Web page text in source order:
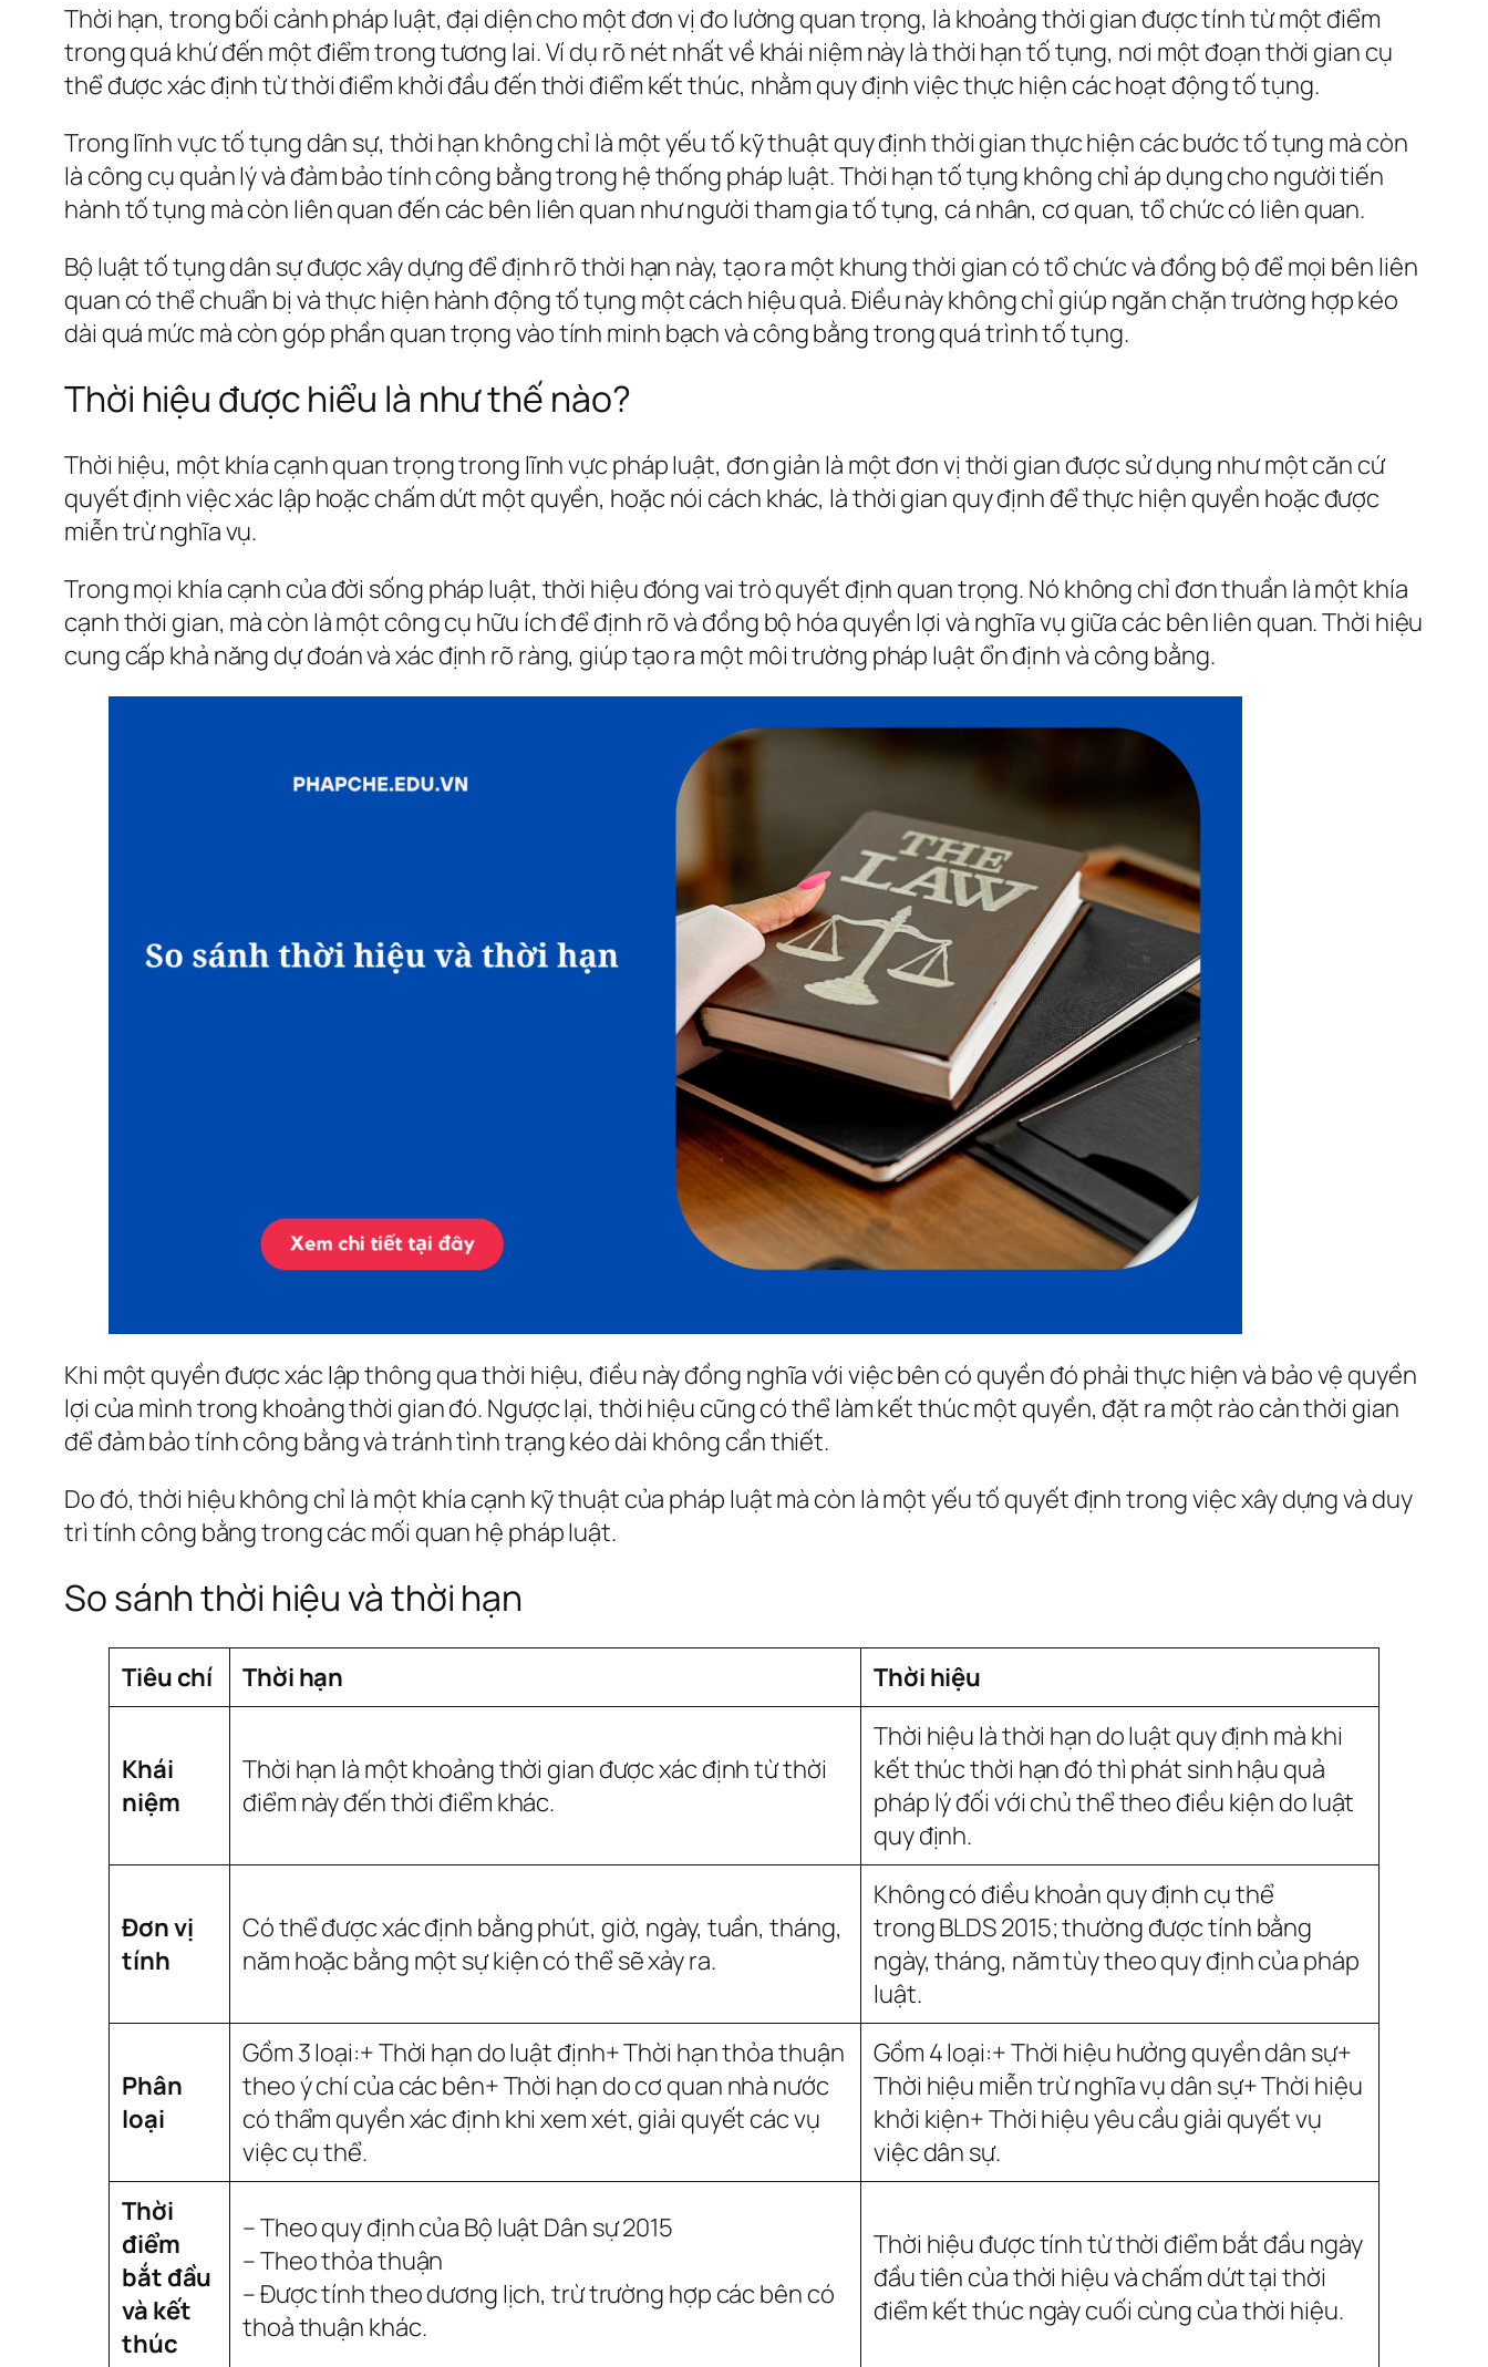
Thời hạn, trong bối cảnh pháp luật, đại diện cho một đơn vị đo lường quan trọng, là khoảng thời gian được tính từ một điểm
trong quá khứ đến một điểm trong tương lai. Ví dụ rõ nét nhất về khái niệm này là thời hạn tố tụng, nơi một đoạn thời gian cụ
thể được xác định từ thời điểm khởi đầu đến thời điểm kết thúc, nhằm quy định việc thực hiện các hoạt động tố tụng.
Trong lĩnh vực tố tụng dân sự, thời hạn không chỉ là một yếu tố kỹ thuật quy định thời gian thực hiện các bước tố tụng mà còn
là công cụ quản lý và đảm bảo tính công bằng trong hệ thống pháp luật. Thời hạn tố tụng không chỉ áp dụng cho người tiến
hành tố tụng mà còn liên quan đến các bên liên quan như người tham gia tố tụng, cá nhân, cơ quan, tổ chức có liên quan.
Bộ luật tố tụng dân sự được xây dựng để định rõ thời hạn này, tạo ra một khung thời gian có tổ chức và đồng bộ để mọi bên liên
quan có thể chuẩn bị và thực hiện hành động tố tụng một cách hiệu quả. Điều này không chỉ giúp ngăn chặn trường hợp kéo
dài quá mức mà còn góp phần quan trọng vào tính minh bạch và công bằng trong quá trình tố tụng.
Thời hiệu được hiểu là như thế nào?
Thời hiệu, một khía cạnh quan trọng trong lĩnh vực pháp luật, đơn giản là một đơn vị thời gian được sử dụng như một căn cứ
quyết định việc xác lập hoặc chấm dứt một quyền, hoặc nói cách khác, là thời gian quy định để thực hiện quyền hoặc được
miễn trừ nghĩa vụ.
Trong mọi khía cạnh của đời sống pháp luật, thời hiệu đóng vai trò quyết định quan trọng. Nó không chỉ đơn thuần là một khía
cạnh thời gian, mà còn là một công cụ hữu ích để định rõ và đồng bộ hóa quyền lợi và nghĩa vụ giữa các bên liên quan. Thời hiệu
cung cấp khả năng dự đoán và xác định rõ ràng, giúp tạo ra một môi trường pháp luật ổn định và công bằng.
Khi một quyền được xác lập thông qua thời hiệu, điều này đồng nghĩa với việc bên có quyền đó phải thực hiện và bảo vệ quyền
lợi của mình trong khoảng thời gian đó. Ngược lại, thời hiệu cũng có thể làm kết thúc một quyền, đặt ra một rào cản thời gian
để đảm bảo tính công bằng và tránh tình trạng kéo dài không cần thiết.
Do đó, thời hiệu không chỉ là một khía cạnh kỹ thuật của pháp luật mà còn là một yếu tố quyết định trong việc xây dựng và duy
trì tính công bằng trong các mối quan hệ pháp luật.
So sánh thời hiệu và thời hạn
Tiêu chí Thời hạn Thời hiệu
Khái
niệm
Thời hạn là một khoảng thời gian được xác định từ thời
điểm này đến thời điểm khác.
Thời hiệu là thời hạn do luật quy định mà khi
kết thúc thời hạn đó thì phát sinh hậu quả
pháp lý đối với chủ thể theo điều kiện do luật
quy định.
Đơn vị
tính
Có thể được xác định bằng phút, giờ, ngày, tuần, tháng,
năm hoặc bằng một sự kiện có thể sẽ xảy ra.
Không có điều khoản quy định cụ thể
trong BLDS 2015; thường được tính bằng
ngày, tháng, năm tùy theo quy định của pháp
luật.
Phân
loại
Gồm 3 loại:+ Thời hạn do luật định+ Thời hạn thỏa thuận
theo ý chí của các bên+ Thời hạn do cơ quan nhà nước
có thẩm quyền xác định khi xem xét, giải quyết các vụ
việc cụ thể.
Gồm 4 loại:+ Thời hiệu hưởng quyền dân sự+
Thời hiệu miễn trừ nghĩa vụ dân sự+ Thời hiệu
khởi kiện+ Thời hiệu yêu cầu giải quyết vụ
việc dân sự.
Thời
điểm
bắt đầu
và kết
thúc
– Theo quy định của Bộ luật Dân sự 2015
– Theo thỏa thuận
– Được tính theo dương lịch, trừ trường hợp các bên có
thoả thuận khác.
Thời hiệu được tính từ thời điểm bắt đầu ngày
đầu tiên của thời hiệu và chấm dứt tại thời
điểm kết thúc ngày cuối cùng của thời hiệu.